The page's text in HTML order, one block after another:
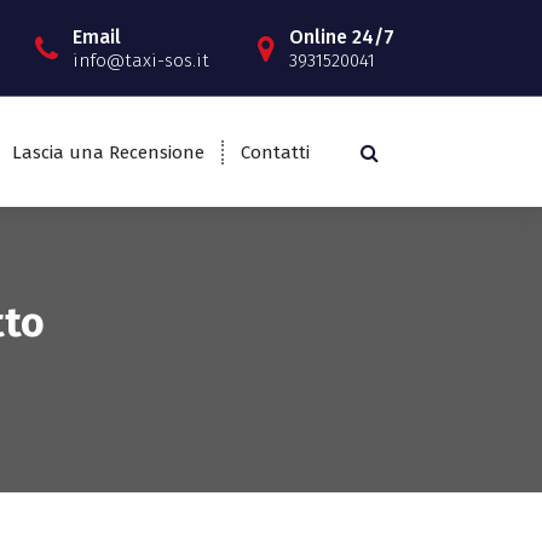
Email
info@taxi-sos.it
Online 24/7
3931520041
Lascia una Recensione Contatti